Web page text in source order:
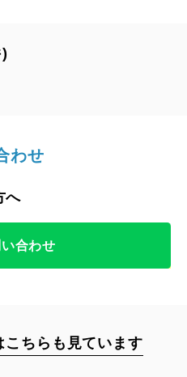
わせ
へ
合わせ
こちらも見ています